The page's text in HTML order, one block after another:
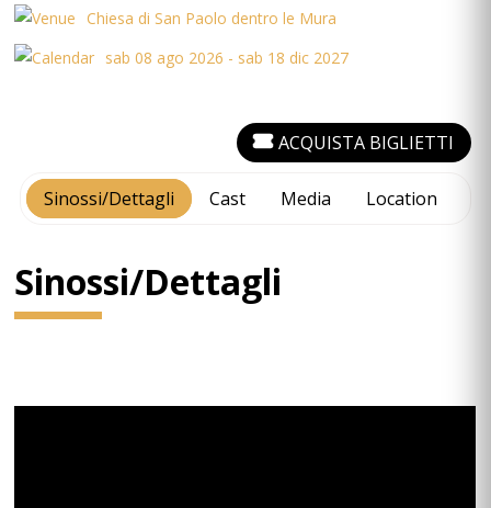
Chiesa di San Paolo dentro le Mura
sab 08 ago 2026 - sab 18 dic 2027
Sinossi/Dettagli Cast Media Location
ACQUISTA BIGLIETTI
Sinossi/Dettagli